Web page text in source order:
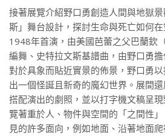
接著展覽介紹野口勇創造人間與地獄
斯」舞台設計，探討生命與死亡如何
1948年首演，由美國芭蕾之父巴蘭欽
編舞、史特拉文斯基譜曲，由野口勇
對於具象而貼近實景的佈景，野口勇
出一個怪誕且新奇的魔幻世界。展間
搭配演出的劇照，並以打字機文稿呈
覽著重於人、物件與空間的「之間性
見的許多面向，例如地面、沿著地面